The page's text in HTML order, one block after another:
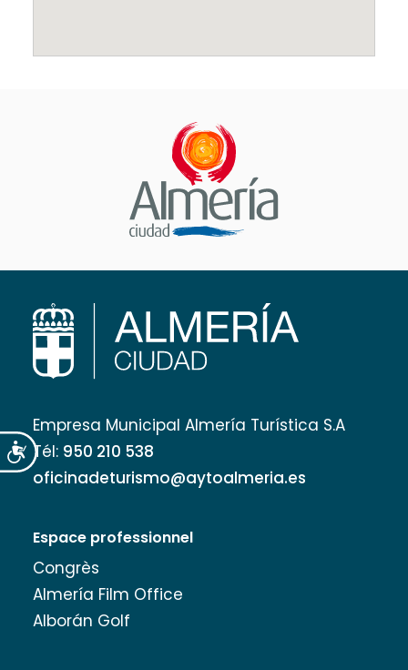
Accesibilidad
Empresa Municipal Almería Turística S.A
Tél: 950 210 538
oficinadeturismo@aytoalmeria.es
Espace professionnel
Congrès
Almería Film Office
Alborán Golf